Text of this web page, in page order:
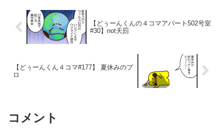
【どぅーんくんの４コマアパート502号室
#30】not天罰
【どぅーんくん４コマ#177】 夏休みのプ
ロ
コメント